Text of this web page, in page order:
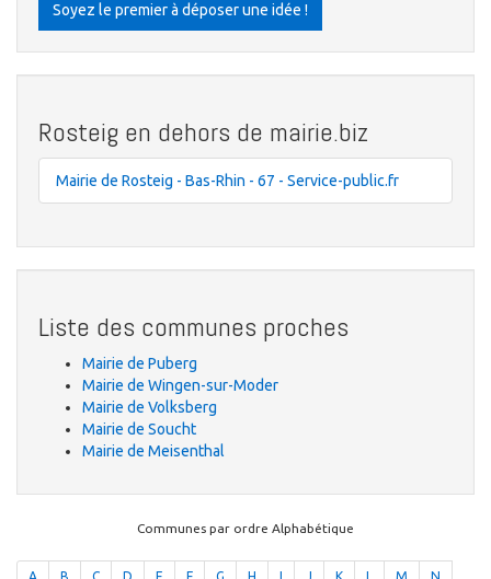
Soyez le premier à déposer une idée !
Rosteig en dehors de mairie.biz
Mairie de Rosteig - Bas-Rhin - 67 - Service-public.fr
Liste des communes proches
Mairie de Puberg
Mairie de Wingen-sur-Moder
Mairie de Volksberg
Mairie de Soucht
Mairie de Meisenthal
Communes par ordre Alphabétique